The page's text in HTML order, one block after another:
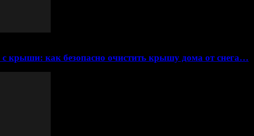
с крыши: как безопасно очистить крышу дома от снега…